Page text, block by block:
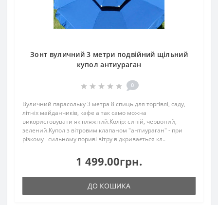
Зонт вуличний 3 метри подвійний щільний
купол антиураган
0
Вуличний парасольку 3 метра 8 спиць для торгівлі, саду,
літніх майданчиків, кафе а так само можна
використовувати як пляжний.Колір: синій, червоний,
зелений.Купол з вітровим клапаном "антиураган" - при
різкому і сильному пориві вітру відкривається кл..
1 499.00грн.
ДО КОШИКА